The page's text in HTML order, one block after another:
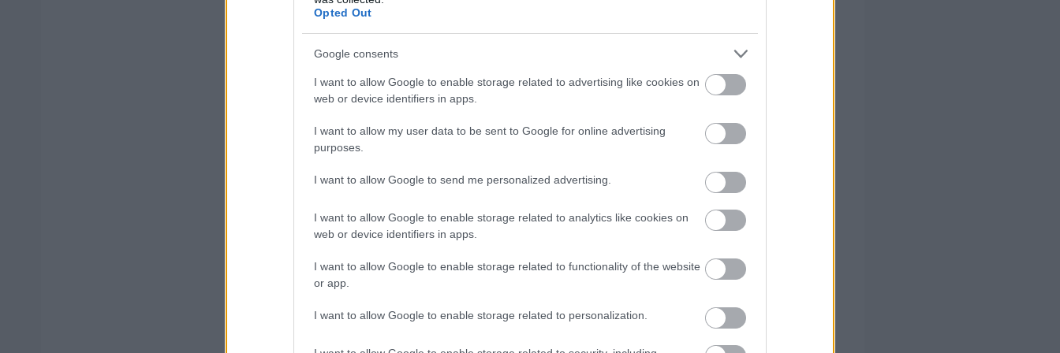
Opted Out
Google consents
I want to allow Google to enable storage related to advertising like cookies on
web or device identifiers in apps.
I want to allow my user data to be sent to Google for online advertising
purposes.
I want to allow Google to send me personalized advertising.
I want to allow Google to enable storage related to analytics like cookies on
web or device identifiers in apps.
I want to allow Google to enable storage related to functionality of the website
or app.
I want to allow Google to enable storage related to personalization.
προσλήψεις σε δήμους.
ΑΣΕΠ: Πιστοποίηση Αγγλικών σε μόνο 2 ημέρες στα χέρια σας
ΑΣΕΠ: Εξ αποστάσεως η πιο Εύκολη Πιστοποίηση Υπολογιστών σε 2
μέρες